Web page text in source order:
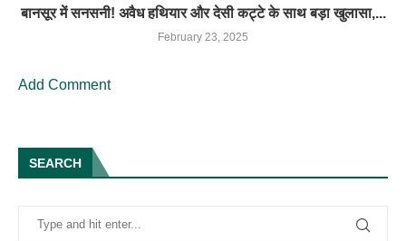
बानसूर में सनसनी! अवैध हथियार और देसी कट्टे के साथ बड़ा खुलासा,...
February 23, 2025
Add Comment
SEARCH